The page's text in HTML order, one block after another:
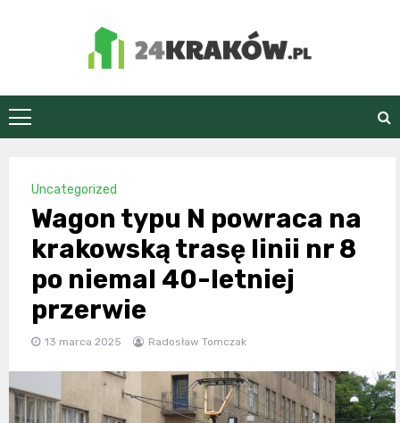
24Kraków.pl
Uncategorized
Wagon typu N powraca na
krakowską trasę linii nr 8
po niemal 40-letniej
przerwie
13 marca 2025 Radosław Tomczak